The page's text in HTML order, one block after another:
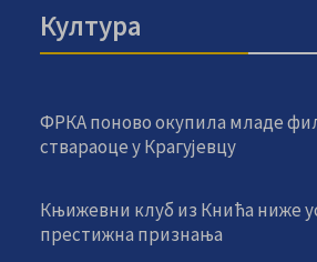
Култура
ФРКА поново окупила младе
ствараоце у Крагујевцу
Књижевни клуб из Кнића ниже
престижна признања